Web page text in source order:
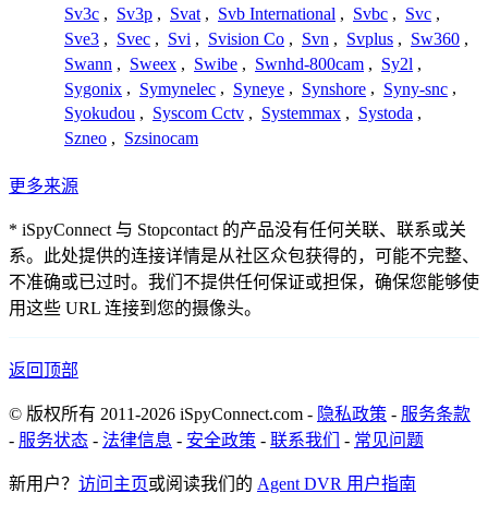
Sv3c , Sv3p , Svat , Svb International , Svbc , Svc ,
Sve3 , Svec , Svi , Svision Co , Svn , Svplus , Sw360 ,
Swann , Sweex , Swibe , Swnhd-800cam , Sy2l ,
Sygonix , Symynelec , Syneye , Synshore , Syny-snc ,
Syokudou , Syscom Cctv , Systemmax , Systoda ,
Szneo , Szsinocam
更多来源
* iSpyConnect 与 Stopcontact 的产品没有任何关联、联系或关
系。此处提供的连接详情是从社区众包获得的，可能不完整、
不准确或已过时。我们不提供任何保证或担保，确保您能够使
用这些 URL 连接到您的摄像头。
返回顶部
© 版权所有 2011-2026 iSpyConnect.com - 隐私政策 - 服务条款
- 服务状态 - 法律信息 - 安全政策 - 联系我们 - 常见问题
新用户？ 访问主页或阅读我们的 Agent DVR 用户指南